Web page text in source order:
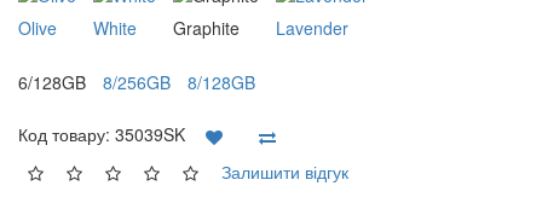
Olive White Graphite Lavender
6/128GB 8/256GB 8/128GB
Код товару: 35039SK
Залишити відгук